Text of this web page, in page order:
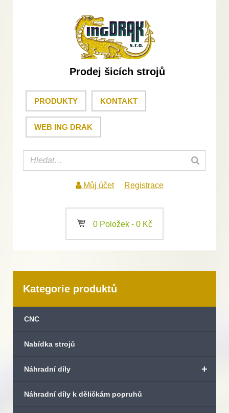
Prodej šicích strojů
PRODUKTY KONTAKT
WEB ING DRAK
Můj účet Registrace
a 0 Položek - 0 Kč
Kategorie produktů
CNC
Nabídka strojů
+
Náhradní díly
Náhradní díly k děličkám popruhů